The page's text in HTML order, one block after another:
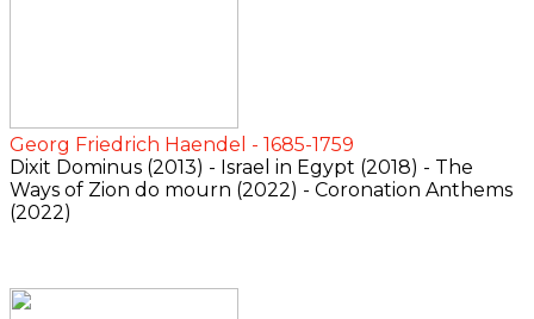
Georg Friedrich Haendel - 1685-1759
Dixit Dominus (2013) - Israel in Egypt (2018) - The
Ways of Zion do mourn (2022) - Coronation Anthems
(2022)